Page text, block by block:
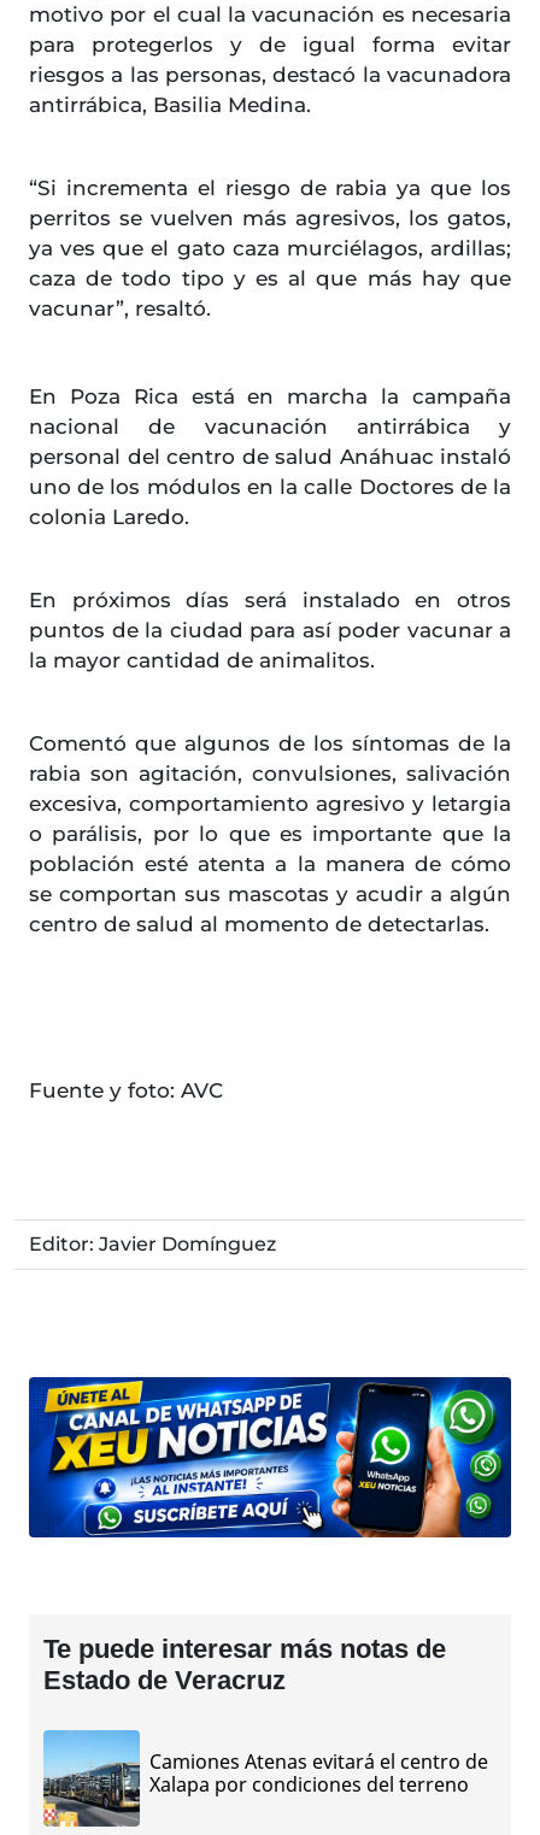
motivo por el cual la vacunación es necesaria
para protegerlos y de igual forma evitar
riesgos a las personas, destacó la vacunadora
antirrábica, Basilia Medina.
“Si incrementa el riesgo de rabia ya que los
perritos se vuelven más agresivos, los gatos,
ya ves que el gato caza murciélagos, ardillas;
caza de todo tipo y es al que más hay que
vacunar”, resaltó.
En Poza Rica está en marcha la campaña
nacional de vacunación antirrábica y
personal del centro de salud Anáhuac instaló
uno de los módulos en la calle Doctores de la
colonia Laredo.
En próximos días será instalado en otros
puntos de la ciudad para así poder vacunar a
la mayor cantidad de animalitos.
Comentó que algunos de los síntomas de la
rabia son agitación, convulsiones, salivación
excesiva, comportamiento agresivo y letargia
o parálisis, por lo que es importante que la
población esté atenta a la manera de cómo
se comportan sus mascotas y acudir a algún
centro de salud al momento de detectarlas.
Fuente y foto: AVC
Editor: Javier Domínguez
Te puede interesar más notas de
Estado de Veracruz
Camiones Atenas evitará el centro de
Xalapa por condiciones del terreno